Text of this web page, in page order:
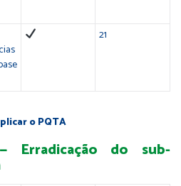
21
o PQTA
Erradicação do sub-